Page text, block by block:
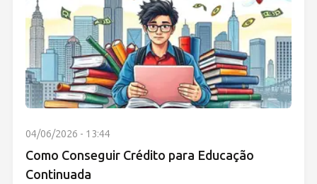
04/06/2026 - 13:44
Como Conseguir Crédito para Educação
Continuada